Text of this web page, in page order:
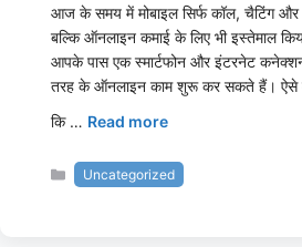
आज के समय में मोबाइल सिर्फ कॉल, चैटिंग और
बल्कि ऑनलाइन कमाई के लिए भी इस्तेमाल
आपके पास एक स्मार्टफोन और इंटरनेट
तरह के ऑनलाइन काम शुरू कर सकते हैं। ऐसे
कि … Read more
Categories
Uncategorized